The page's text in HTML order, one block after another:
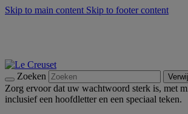
Skip to main content Skip to footer content
Zoeken
Zorg ervoor dat uw wachtwoord sterk is, met
inclusief een hoofdletter en een speciaal teken.